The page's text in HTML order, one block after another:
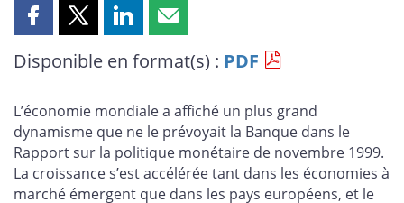
Partager
page
Facebook
Partager
page
X
Partager
page
LinkedIn
Partager
page
courriel
Disponible en format(s) : PDF
L’économie mondiale a affiché un plus grand
dynamisme que ne le prévoyait la Banque dans le
Rapport sur la politique monétaire de novembre 1999.
La croissance s’est accélérée tant dans les économies à
marché émergent que dans les pays européens, et le